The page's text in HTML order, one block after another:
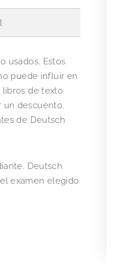
usados. Estos
puede influir en
libros de texto
un descuento.
de Deutsch
Deutsch
examen elegido